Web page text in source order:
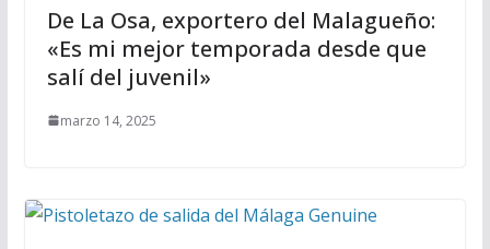
De La Osa, exportero del Malagueño:
«Es mi mejor temporada desde que
salí del juvenil»
marzo 14, 2025